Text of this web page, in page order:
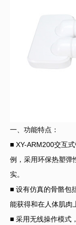
一、功能特点：
■ XY-ARM200交互
例，采用环保热塑弹
实。
■ 设有仿真的骨骼包
能获得和在人体肌肉
■ 采用无线操作模式